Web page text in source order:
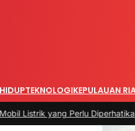
TEKNOLOGIKEPULAUAN
Perlu Diperhatikan| #3 -